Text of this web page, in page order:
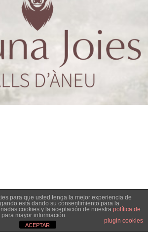
para que usted tenga la mejor experiencia de
está dando su consentimiento para la
cookies y la aceptación de nuestra política de
mayor información.
plugin cookies
ACEPTAR